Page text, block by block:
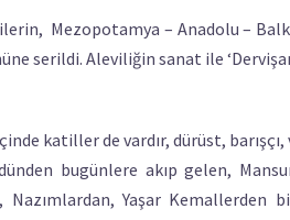
Mezopotamya – Anadolu –
serildi. Aleviliğin sanat ile
katiller de vardır, dürüst, barışçı,
bugünlere akıp gelen,
Yaşar Kemallerden